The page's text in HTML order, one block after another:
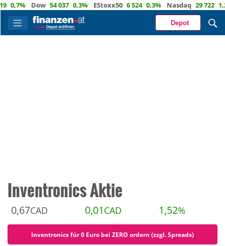
Dow 54 037 0,3% EStoxx50 6 524 0,3% Nasdaq 29 722 1,2%
Depot
Inventronics Aktie
0,67CAD 0,01 CAD 1,52%
Inventronics für 0 Euro bei ZERO ordern (zzgl. Spreads)